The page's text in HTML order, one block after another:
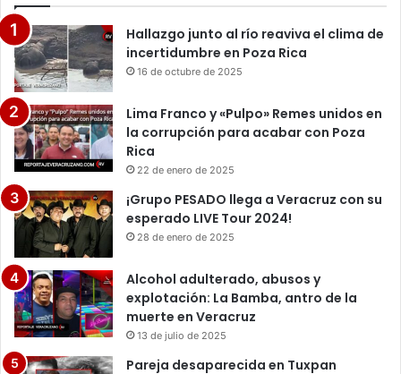
Hallazgo junto al río reaviva el clima de
incertidumbre en Poza Rica
16 de octubre de 2025
Lima Franco y «Pulpo» Remes unidos en
la corrupción para acabar con Poza
Rica
22 de enero de 2025
¡Grupo PESADO llega a Veracruz con su
esperado LIVE Tour 2024!
28 de enero de 2025
Alcohol adulterado, abusos y
explotación: La Bamba, antro de la
muerte en Veracruz
13 de julio de 2025
Pareja desaparecida en Tuxpan